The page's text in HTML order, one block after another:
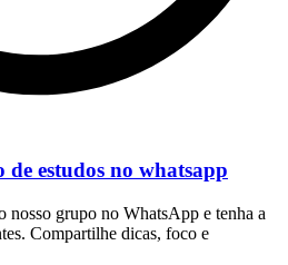
estudos no whatsapp
nosso grupo no WhatsApp e tenha a
Compartilhe dicas, foco e